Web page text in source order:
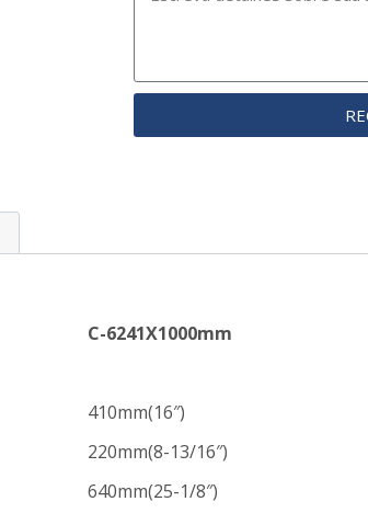
C-6241X1000mm
410mm(16″)
220mm(8-13/16″)
640mm(25-1/8″)